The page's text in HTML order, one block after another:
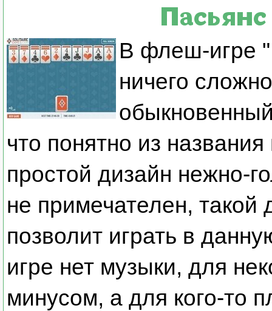
В флеш-игре
ничего
что понятно из
простой дизайн нежно-
не примечателен, такой
позволит играть в
игре нет музыки, для
минусом, а для кого-то